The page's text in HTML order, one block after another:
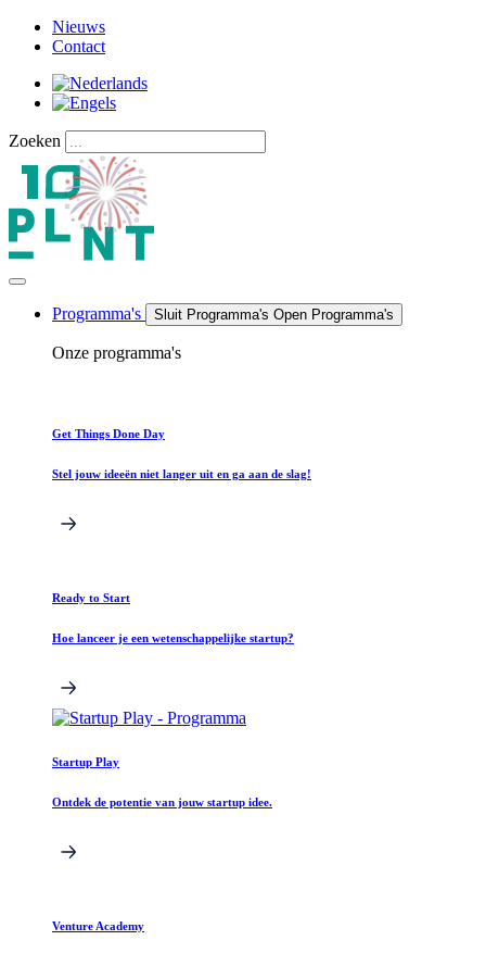
naar
inhoud
Nieuws
Contact
Zoeken
Programma's Sluit Programma's Open Programma's
Onze programma's
Get Things Done Day
Stel jouw ideeën niet langer uit en ga aan de slag!
Ready to Start
Hoe lanceer je een wetenschappelijke startup?
Startup Play
Ontdek de potentie van jouw startup idee.
Venture Academy